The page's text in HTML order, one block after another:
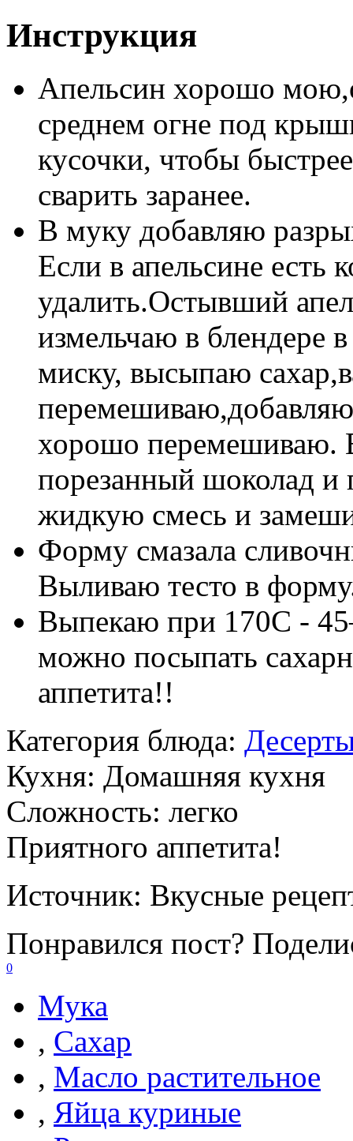
Инструкция
Апельсин хорошо
среднем огне под
кусочки, чтобы
сварить заранее.
В муку добавляю
Если в апельсине есть
удалить.Остывший
измельчаю в блендере
миску, высыпаю
перемешиваю,добавляю
хорошо перемешиваю.
порезанный шоколад
жидкую смесь и
Форму смазала
Выливаю тесто в
Выпекаю при 170С -
можно посыпать
аппетита!!
Категория блюда:
Кухня: Домашняя кухня
Сложность: легко
Приятного аппетита!
Источник: Вкусные
Понравился пост?
0
Мука
, Сахар
, Масло растительное
, Яйца куриные